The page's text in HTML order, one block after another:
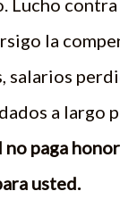
Lucho
la
salarios
a largo
no paga
usted.